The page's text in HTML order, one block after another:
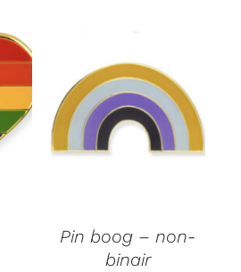
Pin boog – non-
binair